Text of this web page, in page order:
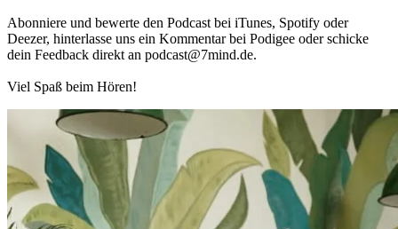
Abon­niere und bewerte den Pod­cast bei iTunes, Spo­tify oder
Deezer, hin­ter­lasse uns ein Kom­men­tar bei Podigee oder schi­cke
dein Feed­back direkt an podcast@​7​mind.​de.
Viel Spaß beim Hören!